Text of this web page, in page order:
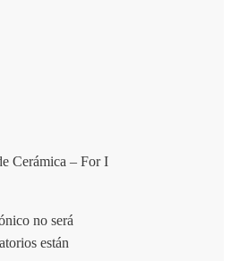
Cerámica – For I
no será
están